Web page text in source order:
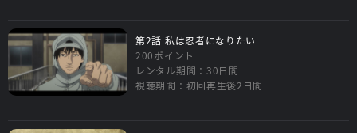
第2話 私は忍者になりたい
200ポイント
レンタル期間：30日間
視聴期間：初回再生後2日間